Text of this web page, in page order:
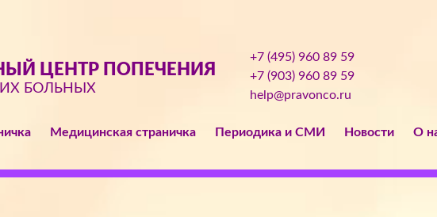
ЦЕНТР ПОПЕЧЕНИЯ
БОЛЬНЫХ
+7 (495) 960 89 59
+7 (903) 960 89 59
help@pravonco.ru
Медицинская страничка Периодика и СМИ Новости О